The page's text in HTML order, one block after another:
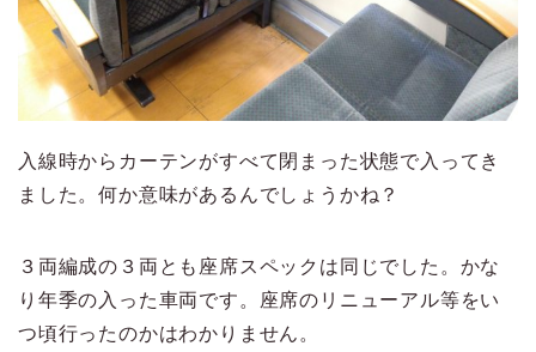
入線時からカーテンがすべて閉まった状態で入ってき
ました。何か意味があるんでしょうかね？
３両編成の３両とも座席スペックは同じでした。かな
り年季の入った車両です。座席のリニューアル等をい
つ頃行ったのかはわかりません。